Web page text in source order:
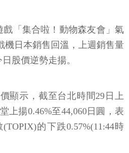
戲「集合啦！動物森友會」氣
機日本銷售回溫，上週銷售量
股價逆勢走揚。
價顯示，截至台北時間29日上
上揚0.46%至44,060日圓，表
的下跌0.57%(11:44時